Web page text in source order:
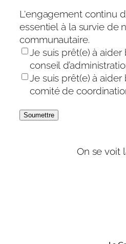
L'engagement continu
essentiel à la survie de
communautaire.
Je suis prêt(e) à
conseil
Je suis prêt(e) à
comité de
Soumettre
On se voit